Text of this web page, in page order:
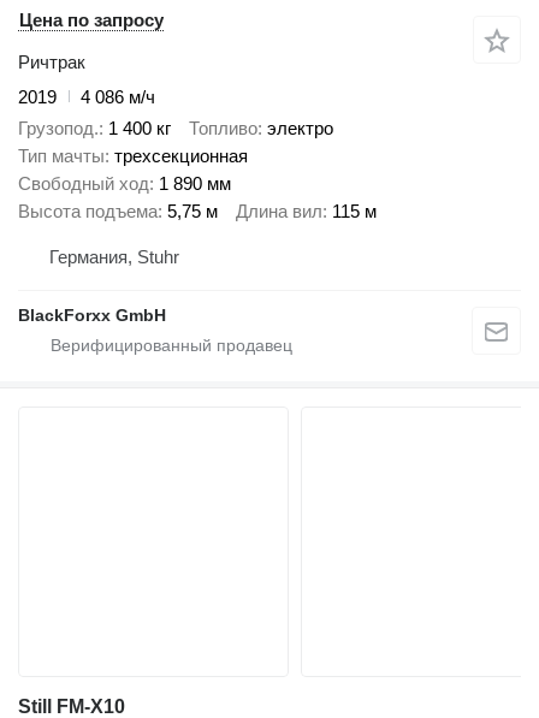
Цена по запросу
Ричтрак
2019
4 086 м/ч
Грузопод. 1 400 кг Топливо электро
Тип мачты трехсекционная
Свободный ход 1 890 мм
Высота подъема 5,75 м Длина вил 115 м
Германия, Stuhr
BlackForxx GmbH
Still FM-X10